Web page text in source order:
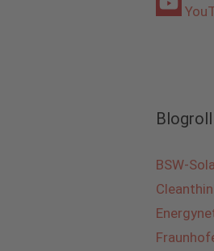
Blogroll
BSW-